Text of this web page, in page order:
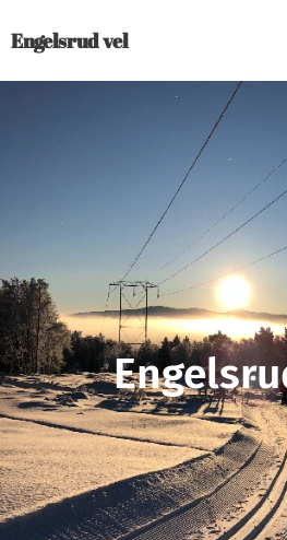
Engelsrud vel